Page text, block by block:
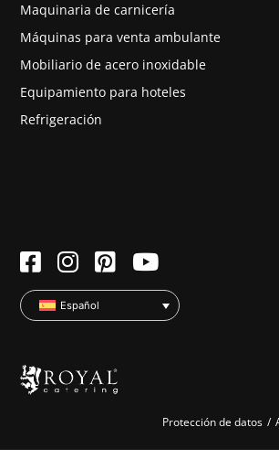
Maquinaria de carnicería
Máquinas para venta ambulante
Mobiliario de acero inoxidable
Equipamiento para hoteles
Refrigeración
Español
Protección de datos